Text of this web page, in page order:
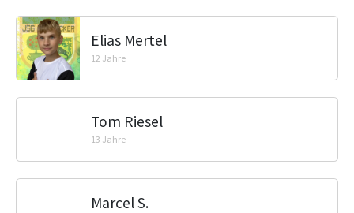
Elias Mertel
12 Jahre
Tom Riesel
13 Jahre
Marcel S.